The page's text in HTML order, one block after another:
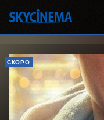
СКОРО